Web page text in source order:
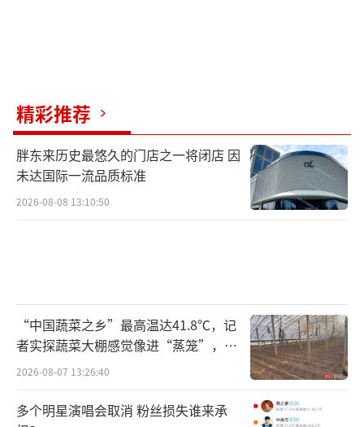
精彩推荐
胖东来历史最悠久的门店之一将闭店 因
未达国际一流品质标准
2026-08-08 13:10:50
“中国蔬菜之乡”最高温达41.8℃，记
者实探蔬菜大棚感觉像进“蒸笼”，有
村民称只能凌晨两点起来干活
2026-08-07 13:26:40
多个明星演唱会取消 粉丝损失谁来承